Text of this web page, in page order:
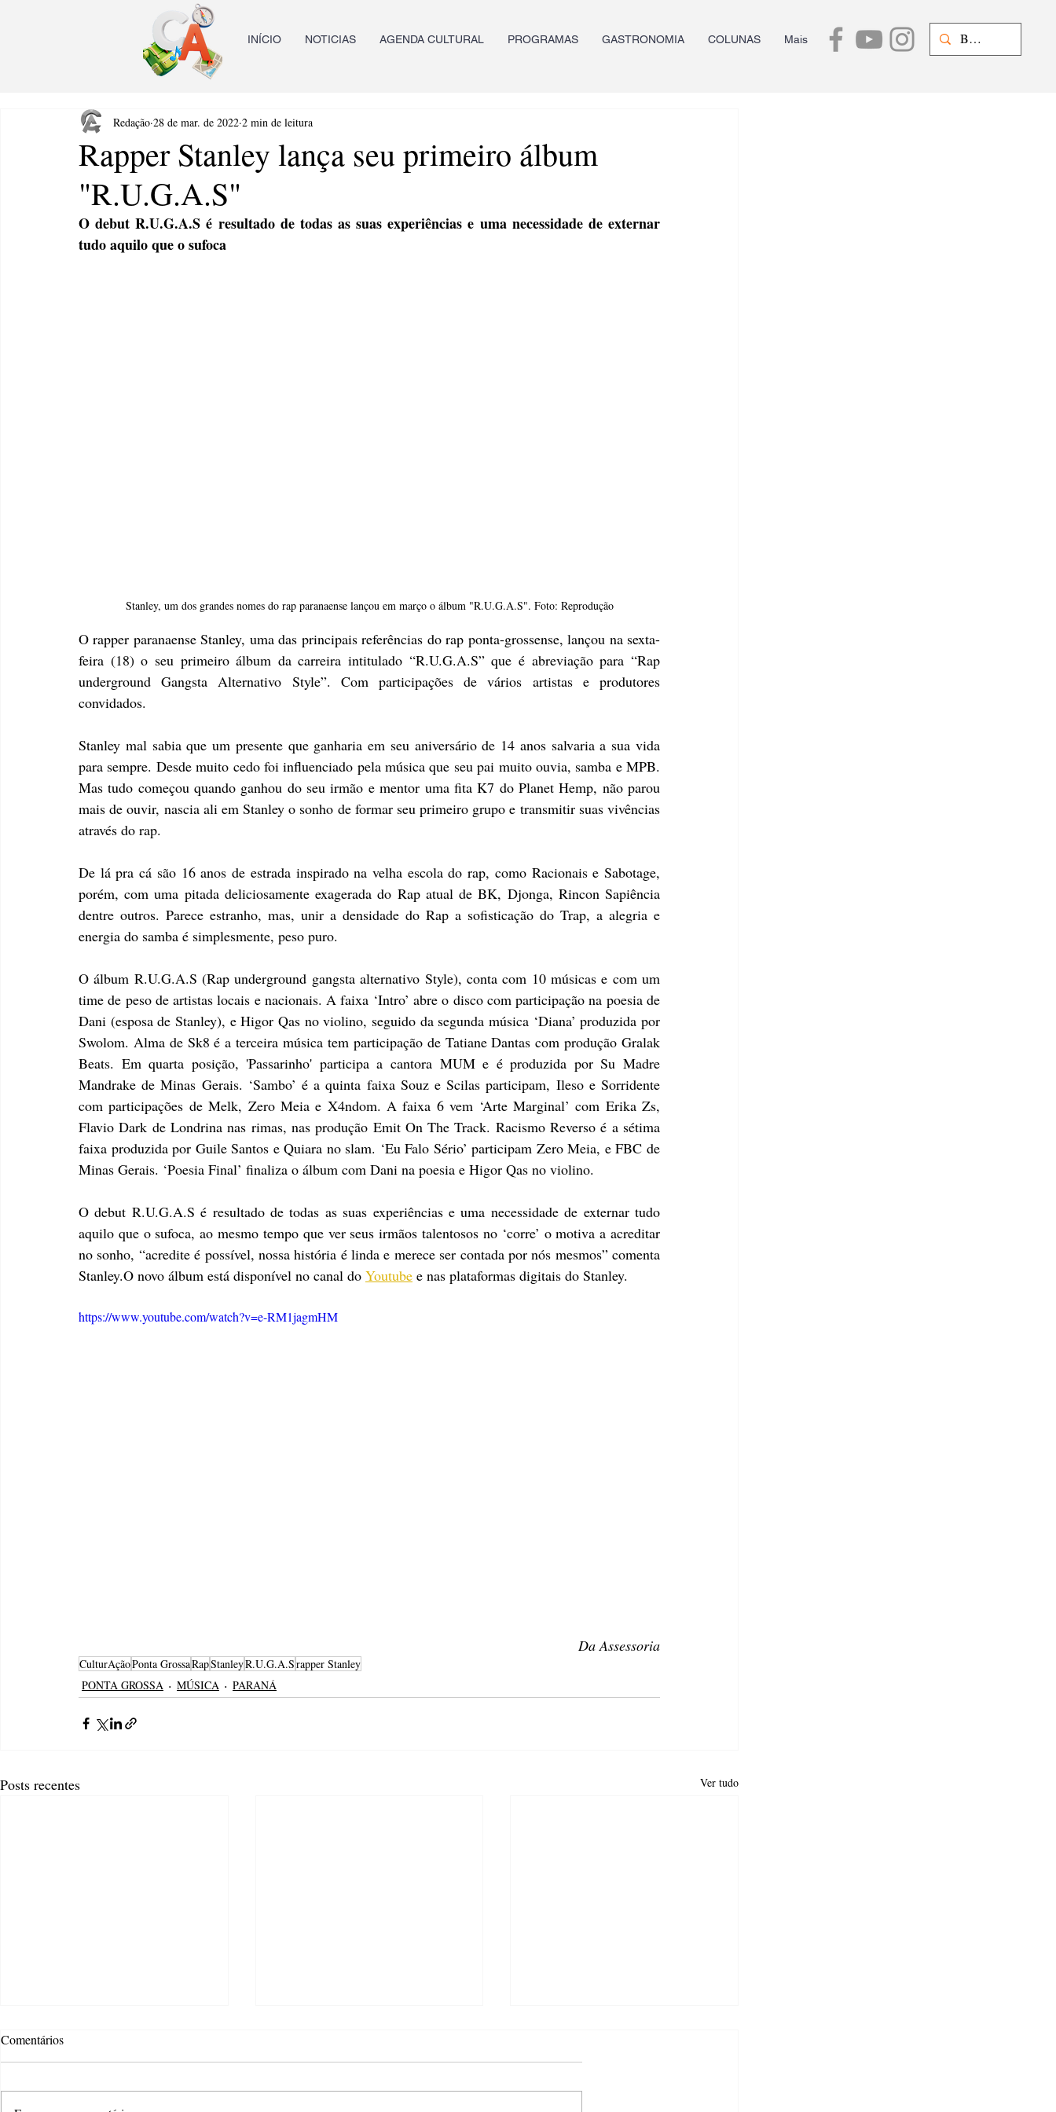
INÍCIO NOTICIAS AGENDA CULTURAL PROGRAMAS GASTRONOMIA COLUNAS Mais
Rapper Stanley lança seu primeiro álbum
"R.U.G.A.S"
Redação 28 de mar. de 2022 2 min de leitura
O debut R.U.G.A.S é resultado de todas as suas experiências e uma necessidade de externar
tudo aquilo que o sufoca
Stanley, um dos grandes nomes do rap paranaense lançou em março o álbum "R.U.G.A.S". Foto: Reprodução
O rapper paranaense Stanley, uma das principais referências do rap ponta-grossense, lançou na sexta-
feira (18) o seu primeiro álbum da carreira intitulado “R.U.G.A.S” que é abreviação para “Rap
underground Gangsta Alternativo Style”. Com participações de vários artistas e produtores
convidados.
Stanley mal sabia que um presente que ganharia em seu aniversário de 14 anos salvaria a sua vida
para sempre. Desde muito cedo foi influenciado pela música que seu pai muito ouvia, samba e MPB.
Mas tudo começou quando ganhou do seu irmão e mentor uma fita K7 do Planet Hemp, não parou
mais de ouvir, nascia ali em Stanley o sonho de formar seu primeiro grupo e transmitir suas vivências
através do rap.
De lá pra cá são 16 anos de estrada inspirado na velha escola do rap, como Racionais e Sabotage,
porém, com uma pitada deliciosamente exagerada do Rap atual de BK, Djonga, Rincon Sapiência
dentre outros. Parece estranho, mas, unir a densidade do Rap a sofisticação do Trap, a alegria e
energia do samba é simplesmente, peso puro.
O álbum R.U.G.A.S (Rap underground gangsta alternativo Style), conta com 10 músicas e com um
time de peso de artistas locais e nacionais. A faixa ‘Intro’ abre o disco com participação na poesia de
Dani (esposa de Stanley), e Higor Qas no violino, seguido da segunda música ‘Diana’ produzida por
Swolom. Alma de Sk8 é a terceira música tem participação de Tatiane Dantas com produção Gralak
Beats. Em quarta posição, 'Passarinho' participa a cantora MUM e é produzida por Su Madre
Mandrake de Minas Gerais. ‘Sambo’ é a quinta faixa Souz e Scilas participam, Ileso e Sorridente
com participações de Melk, Zero Meia e X4ndom. A faixa 6 vem ‘Arte Marginal’ com Erika Zs,
Flavio Dark de Londrina nas rimas, nas produção Emit On The Track. Racismo Reverso é a sétima
faixa produzida por Guile Santos e Quiara no slam. ‘Eu Falo Sério’ participam Zero Meia, e FBC de
Minas Gerais. ‘Poesia Final’ finaliza o álbum com Dani na poesia e Higor Qas no violino.
O debut R.U.G.A.S é resultado de todas as suas experiências e uma necessidade de externar tudo
aquilo que o sufoca, ao mesmo tempo que ver seus irmãos talentosos no ‘corre’ o motiva a acreditar
no sonho, “acredite é possível, nossa história é linda e merece ser contada por nós mesmos” comenta
Stanley.O novo álbum está disponível no canal do Youtube e nas plataformas digitais do Stanley.
https://www.youtube.com/watch?v=e-RM1jagmHM
Da Assessoria
CulturAçãoPonta GrossaRapStanleyR.U.G.A.Srapper Stanley
PONTA GROSSA
MÚSICA PARANÁ
Posts recentes Ver tudo
Comentários